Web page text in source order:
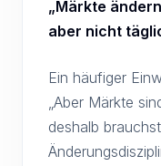
„Märkte
aber nicht
Ein häufiger
„Aber Märkte
deshalb